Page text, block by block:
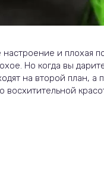
и плохая
Но когда вы
на второй план, а
восхитительной